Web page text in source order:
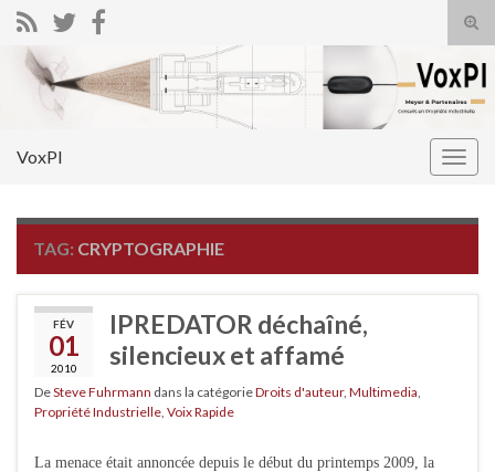
Search for:
VoxPI
TAG: CRYPTOGRAPHIE
FÉV
01
2010
IPREDATOR déchaîné,
silencieux et affamé
DeSteve Fuhrmann dans la catégorieDroits d'auteur, Multimedia
Propriété Industrielle Voix Rapide
La menace était annoncée depuis le début du printemps 2009, la